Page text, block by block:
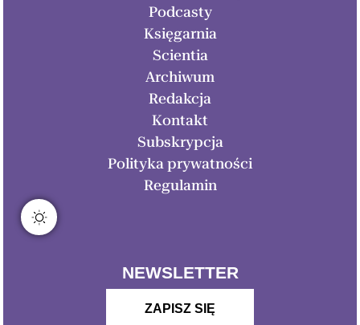
Podcasty
Księgarnia
Scientia
Archiwum
Redakcja
Kontakt
Subskrypcja
Polityka prywatności
Regulamin
NEWSLETTER
ZAPISZ SIĘ